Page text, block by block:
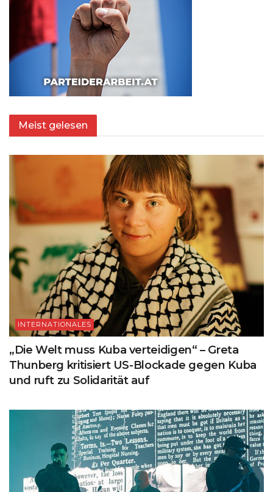
Meist gelesen
INTERNATIONALES
„Die Welt muss Kuba verteidigen“ – Greta
Thunberg kritisiert US-Blockade gegen Kuba
und ruft zu Solidarität auf